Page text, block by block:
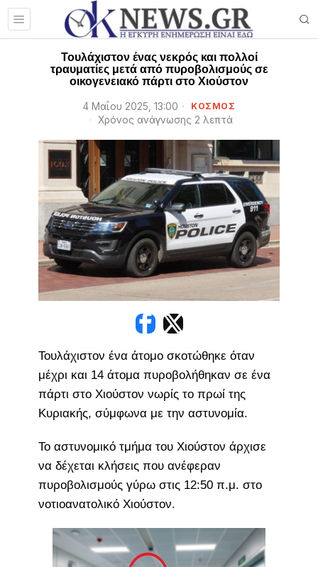
Τουλάχιστον ένας νεκρός και πολλοί
τραυματίες μετά από πυροβολισμούς σε
οικογενειακό πάρτι στο Χιούστον
4 Μαΐου 2025, 13:00 ΚΟΣΜΟΣ
Χρόνος ανάγνωσης 2 λεπτά
Τουλάχιστον ένα άτομο σκοτώθηκε όταν
μέχρι και 14 άτομα πυροβολήθηκαν σε ένα
πάρτι στο Χιούστον νωρίς το πρωί της
Κυριακής, σύμφωνα με την αστυνομία.
Το αστυνομικό τμήμα του Χιούστον άρχισε
να δέχεται κλήσεις που ανέφεραν
πυροβολισμούς γύρω στις 12:50 π.μ. στο
νοτιοανατολικό Χιούστον.